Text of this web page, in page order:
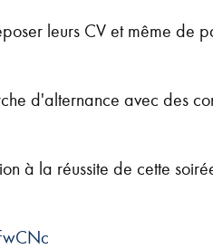
leurs CV et même de
d'alternance avec des
à la réussite de cette